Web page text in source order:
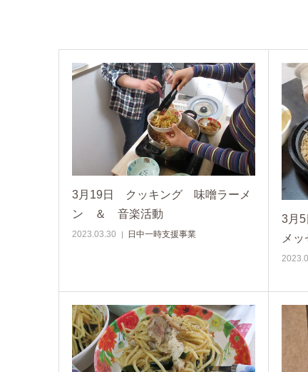
3月19日 クッキング 味噌ラーメ
ン ＆ 音楽活動
2023.03.30 日中一時支援事業
3月
メ